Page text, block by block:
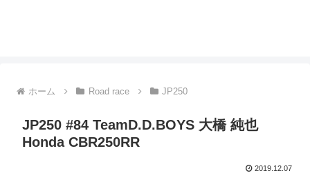
ホーム Road race JP250
JP250 #84 TeamD.D.BOYS 大橋 純也
Honda CBR250RR
2019.12.07